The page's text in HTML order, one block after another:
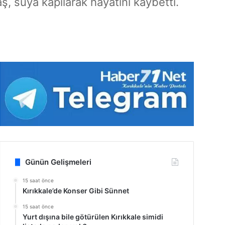
Günün Gelişmeleri
15 saat önce
Kırıkkale’de Konser Gibi Sünnet
15 saat önce
Yurt dışına bile götürülen Kırıkkale simidi